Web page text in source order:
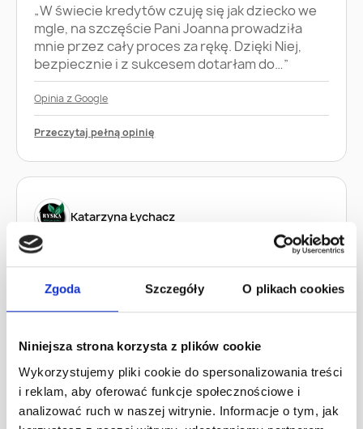
Zgoda Szczegóły O plikach cookies
Niniejsza strona korzysta z plików cookie
Wykorzystujemy pliki cookie do spersonalizowania treści
i reklam, aby oferować funkcje społecznościowe i
analizować ruch w naszej witrynie. Informacje o tym, jak
„W świecie kredytów czuję się jak dziecko we
mgle, na szczęście Pani Joanna prowadziła
mnie przez cały proces za rękę. Dzięki Niej,
bezpiecznie i z sukcesem dotarłam do…”
Opinia z Google
Przeczytaj pełną opinię
Katarzyna Łychacz
★
„Serdecznie polecam panią Asię jako doradcę
kredytowego która okazała się niezwykle
nam wyjaśniała, cierpliwie odpowiadała na
pytania i prowadziła nas przez cały proces…”
Opinia z Google